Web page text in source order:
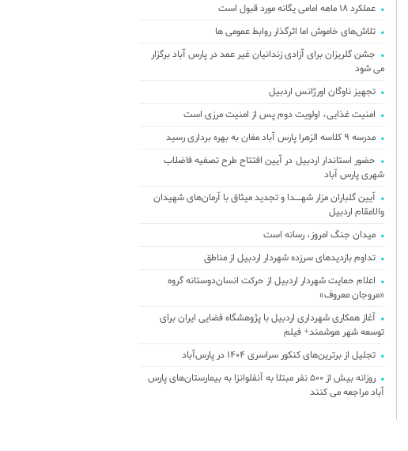
عملکرد ۱۸ ماهه امامی یگانه مورد قبول است
تلاش‌های خاموش اما اثرگذار روابط عمومی ها
جشن گلریزان برای آزادی زندانیان غیر عمد در پارس آباد برگزار
می شود
تجهیز ناوگان اورژانس اردبیل
امنیت غذایی، اولویت دوم پس از امنیت مرزی است
مدرسه ۹ کلاسه الزهرا پارس آباد مغان به بهره برداری رسید
حضور استاندار اردبیل در آیین افتتاح طرح تصفیه فاضلاب
شهری پارس آباد
آیین گلباران مزار شهــدا و تجدید میثاق با آرمان‌های شهیدان
والامقام اردبیل
میدان جنگ امروز، رسانه است
تداوم بازدیدهای سرزده شهردار اردبیل از مناطق
اعلام حمایت شهردار اردبیل از حرکت انسان‌دوستانه گروه
«مروجان معروف»
آغاز همکاری شهرداری اردبیل با پژوهشگاه فضایی ایران برای
توسعه شهر هوشمند+ فیلم
تجلیل از برترین‌های کنکور سراسری ۱۴۰۴ در پارس‌آباد
روزانه بیش از ۵۰۰ نفر مبتلا به آنفلوانزا به بیمارستان‌های پارس
آباد مراجعه می کنند